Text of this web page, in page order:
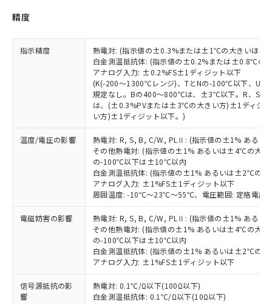
精度
指示精度
熱電対: (指示値の±0.3%または±1℃の大きいほう
白金測温抵抗体: (指示値の±0.2%または±0.8℃の
アナログ入力: ±0.2%FS±1ディジット以下
(K(-200～1300℃レンジ)、TとNの-100℃以下、U
規定なし。Bの400～800℃は、±3℃以下。R、S
は、(±0.3%PVまたは±3℃の大きい方)±1ディジ
い方)±1ディジット以下。)
温度/電圧の影響
熱電対: R, S, B, C/W, PLⅡ: (指示値の±1% ある
その他熱電対: (指示値の±1% あるいは±4℃の大き
の-100℃以下は±10℃以内
白金測温抵抗体: (指示値の±1% あるいは±2℃の大
アナログ入力: ±1%FS±1ディジット以下
周囲温度: -10℃～23℃～55℃、電圧範囲: 定格電圧
電磁妨害の影響
熱電対: R, S, B, C/W, PLⅡ: (指示値の±1% ある
その他熱電対: (指示値の±1% あるいは±4℃の大き
の-100℃以下は±10℃以内
白金測温抵抗体: (指示値の±1% あるいは±2℃の大
アナログ入力: ±1%FS±1ディジット以下
信号源抵抗の影
響
熱電対: 0.1℃/Ω以下(100Ω以下)
白金測温抵抗体: 0.1℃/Ω以下(10Ω以下)
また、RoHS指令のフタル酸エステル類４
物質の対応では、対応完了までの期間は出
荷製品に未対応品が混在することから備考
欄に対応日を記載しておりました。
既に当社にて対応品への在庫切替を完了
していることから、特段のことがない限
り、2022年1月12日より割愛しておりま